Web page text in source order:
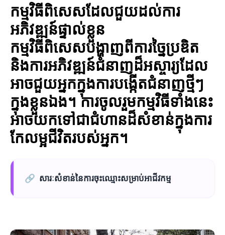
កម្មវិធីពិសេសដែលជួយដល់ការ
អភិវឌ្ឍន៍ផ្ទាល់ខ្លួន
កម្មវិធីពិសេសបង្ហាញពីការច្នៃប្រឌិត
និងការអភិវឌ្ឍន៍ជំនាញដ៏អស្ចារ្យដែល
អាចជួយអ្នកក្នុងការបង្កើតជំនាញថ្មីៗ
ក្នុងខ្លួនឯង។ ការចូលរួមកម្មវិធីទាំងនេះ
អាចយកទៅជាជំហានដ៏សំខាន់ក្នុងការ
កែលម្អជីវិតរបស់អ្នក។
🔗 សារៈសំខាន់នៃការចុះឈ្មោះសម្រាប់អាជីវកម្ម